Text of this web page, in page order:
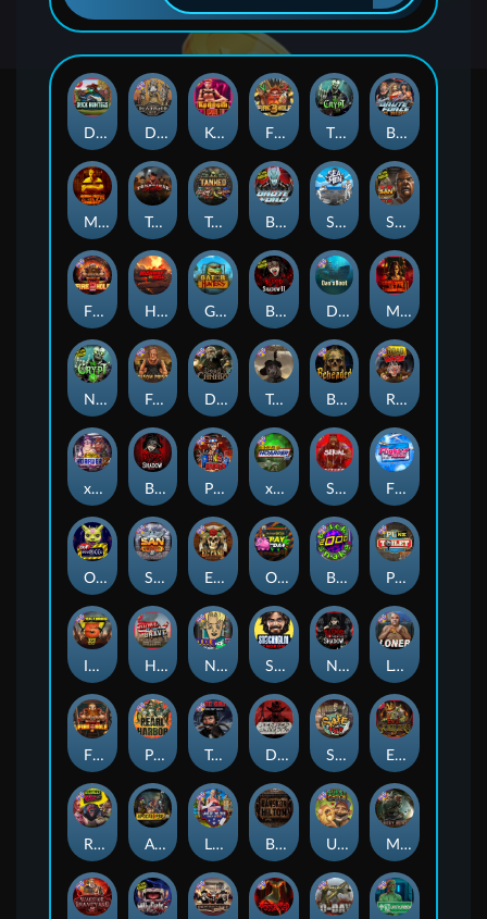
Nexus Blood & Shadow
Seamen
Duck Hunters Fire in the Hole 3
Dead, Dead, or Deader
Highway to Hell
Brute Force
Home of the Brave
Mental 2
Tombstone Slaughter San Quentin 2: Death Row
Blood & Shadow
Blood & Shadow 2
Mental
Skate or Die
Stockholm Syndrome
The Crypt
Apocalypse Super xNudge
Outsourced
Punk Rocker 2
Deadwood R.I.P
Beheaded
Bangkok Hilton
Brute Force: Alien Onslaught
Nexus The Crypt
Gator Hunters
Loner
Kenneth Must Die
Tombstone RIP
Fire in the Hole 2
Outsourced: Payday
Tanked
Fire In The Hole xBomb
Folsom Prison
Roadkill
Das xBoot
Road Rage
xWays Hoarder 2
Nine To Five
El Pasa Gunfight xNudge
Land of the Free
Brick Snake 2000
Flight Mode
Evil Goblins xBomb
San Quentin xWays
Serial
Punk Toilet
Pearl Harbor
Infectious 5 xWays
Dead Canary
Misery Mining
True Grit Redemption
xWays Hoarder xSplit
Ugliest Catch